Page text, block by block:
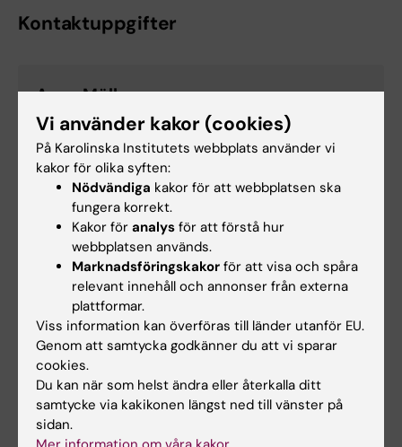
Kontaktuppgifter
Anna Möller
Momentansvarig
Telefon:
070-7892324
E-post:
anna.s.moller@ki.se
Charlie Torstensson
Utbildningsadministratör
Telefon:
+46852487552
E-post:
charlie.torstensson@ki.se
Vi använder kakor (cookies)
På Karolinska Institutets webbplats använder vi
kakor för olika syften:
Nödvändiga kakor för att webbplatsen ska
fungera korrekt.
Kakor för analys för att förstå hur
webbplatsen används.
Marknadsföringskakor för att visa och spåra
relevant innehåll och annonser från externa
plattformar.
Viss information kan överföras till länder utanför EU.
Genom att samtycka godkänner du att vi sparar
cookies.
Du kan när som helst ändra eller återkalla ditt
samtycke via kakikonen längst ned till vänster på
sidan.